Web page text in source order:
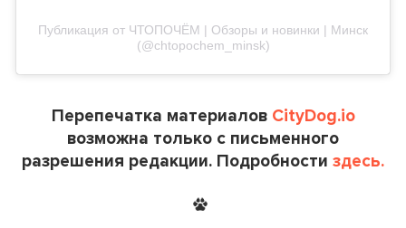
Публикация от ЧТОПОЧЁМ | Обзоры и новинки | Минск
(@chtopochem_minsk)
Перепечатка материалов CityDog.io
возможна только с письменного
разрешения редакции. Подробности здесь.